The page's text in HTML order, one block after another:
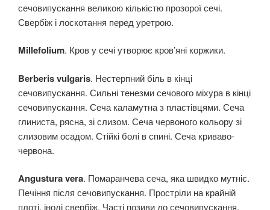
сечовипускання великою кількістю прозорої сечі.
Свербіж і лоскотання перед уретрою.
Millefolium. Кров у сечі утворює кров’яні коржики.
Berberis vulgaris. Нестерпний біль в кінці
сечовипускання. Сильні тенезми сечового міхура в кінці
сечовипускання. Сеча каламутна з пластівцями. Сеча
глиниста, рясна, зі слизом. Сеча червоного кольору зі
слизовим осадом. Стійкі болі в спині. Сеча криваво-
червона.
Angustura vera. Помаранчева сеча, яка швидко мутніє.
Печіння після сечовипускання. Простріли на крайній
плоті, іноді свербіж. Часті позиви до сечовипускання,